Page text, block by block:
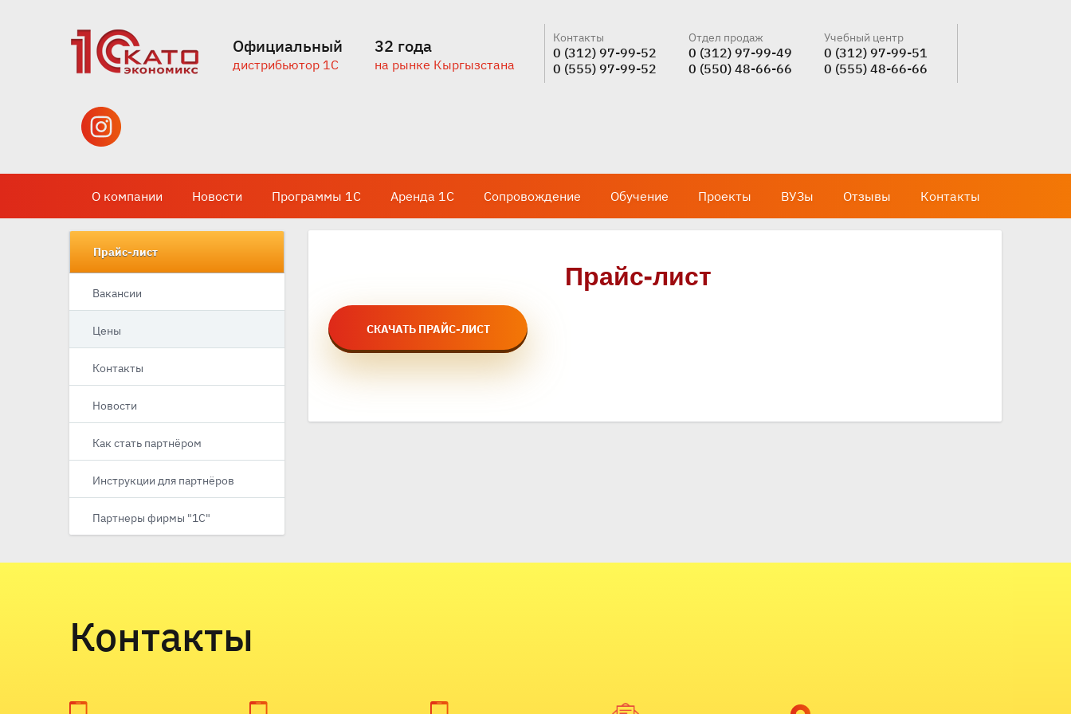
Официальный
дистрибьютор 1С
32 года
на рынке Кыргызстана
Контакты
0 (312) 97-99-52
0 (555) 97-99-52
Отдел продаж
0 (312) 97-99-49
0 (550) 48-66-66
Учебный центр
0 (312) 97-99-51
0 (555) 48-66-66
О компании Новости Программы 1С Аренда 1С Сопровождение Обучение Проекты ВУЗы Отзывы Контакты
Прайс-лист
СКАЧАТЬ ПРАЙС-ЛИСТ
Прайс-лист
Вакансии
Цены
Контакты
Новости
Как стать партнёром
Инструкции для партнёров
Партнеры фирмы "1С"
Контакты